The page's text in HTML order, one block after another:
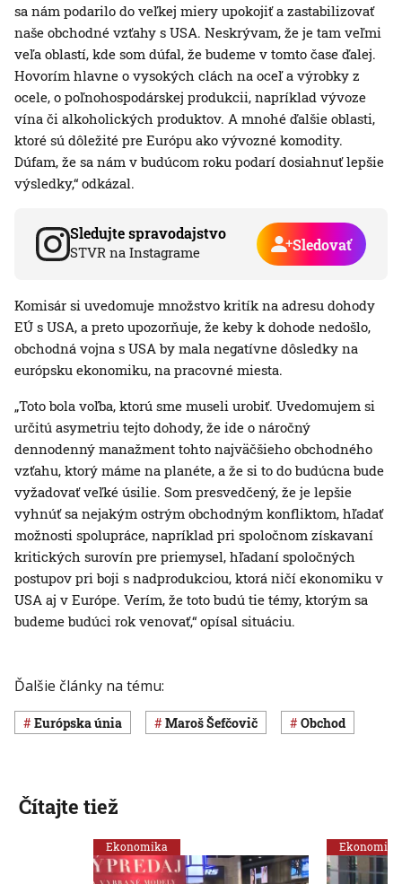
sa nám podarilo do veľkej miery upokojiť a zastabilizovať
naše obchodné vzťahy s USA. Neskrývam, že je tam veľmi
veľa oblastí, kde som dúfal, že budeme v tomto čase ďalej.
Hovorím hlavne o vysokých clách na oceľ a výrobky z
ocele, o poľnohospodárskej produkcii, napríklad vývoze
vína či alkoholických produktov. A mnohé ďalšie oblasti,
ktoré sú dôležité pre Európu ako vývozné komodity.
Dúfam, že sa nám v budúcom roku podarí dosiahnuť lepšie
výsledky,“ odkázal.
Sledujte spravodajstvo
STVR na Instagrame Sledovať
Komisár si uvedomuje množstvo kritík na adresu dohody
EÚ s USA, a preto upozorňuje, že keby k dohode nedošlo,
obchodná vojna s USA by mala negatívne dôsledky na
európsku ekonomiku, na pracovné miesta.
„Toto bola voľba, ktorú sme museli urobiť. Uvedomujem si
určitú asymetriu tejto dohody, že ide o náročný
dennodenný manažment tohto najväčšieho obchodného
vzťahu, ktorý máme na planéte, a že si to do budúcna bude
vyžadovať veľké úsilie. Som presvedčený, že je lepšie
vyhnúť sa nejakým ostrým obchodným konfliktom, hľadať
možnosti spolupráce, napríklad pri spoločnom získavaní
kritických surovín pre priemysel, hľadaní spoločných
postupov pri boji s nadprodukciou, ktorá ničí ekonomiku v
USA aj v Európe. Verím, že toto budú tie témy, ktorým sa
budeme budúci rok venovať,“ opísal situáciu.
Ďalšie články na tému:
Európska únia Maroš Šefčovič obchod
Čítajte tiež
Ekonomika Ekonomika